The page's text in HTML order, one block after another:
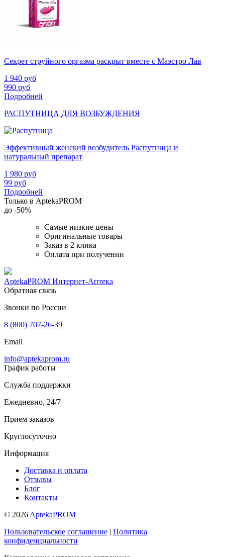
Секрет струйного оргазма раскрыт вместе с Маэстро Лав
1 940 руб
990 руб
Подробней
РАСПУТНИЦА ДЛЯ ВОЗБУЖДЕНИЯ
Эффективный женский возбудитель Распутница и
натуральный препарат
1 980 руб
99 руб
Подробней
Только в AptekaPROM
до -50%
Самые низкие цены
Оригинальные товары
Заказ в 2 клика
Оплата при получении
AptekaPROM Интернет-Аптека
Обратная связь
Звонки по России
8 (800) 707-26-39
Email
info@aptekaprom.ru
График работы
Служба поддержки
Ежедневно, 24/7
Прием заказов
Круглосуточно
Информация
Доставка и оплата
Отзывы
Блог
Контакты
© 2026 AptekaPROM
Пользовательское соглашение | Политика
конфиденциальности